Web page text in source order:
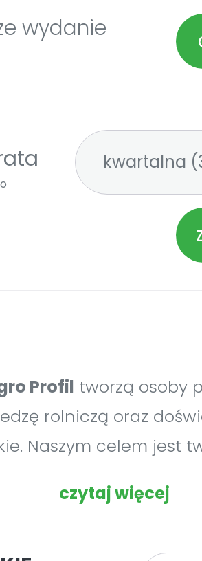
wydanie
Profil tworzą osoby
rolniczą oraz
Naszym celem jest
czytać –
czytaj więcej